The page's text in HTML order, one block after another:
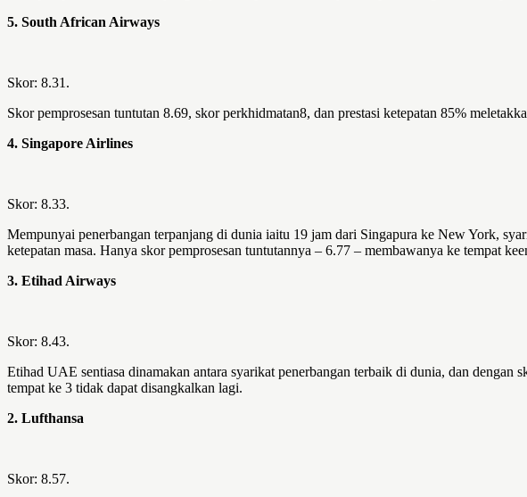
5. South African Airways
Skor: 8.31.
Skor pemprosesan tuntutan 8.69, skor perkhidmatan8, dan prestasi ketepatan 85%
4. Singapore Airlines
Skor: 8.33.
Mempunyai penerbangan terpanjang di dunia iaitu 19 jam dari Singapura ke New York,
ketepatan masa. Hanya skor pemprosesan tuntutannya – 6.77 – membawanya ke tempat
3. Etihad Airways
Skor: 8.43.
Etihad UAE sentiasa dinamakan antara syarikat penerbangan terbaik di dunia, dan
tempat ke 3 tidak dapat disangkalkan lagi.
2. Lufthansa
Skor: 8.57.